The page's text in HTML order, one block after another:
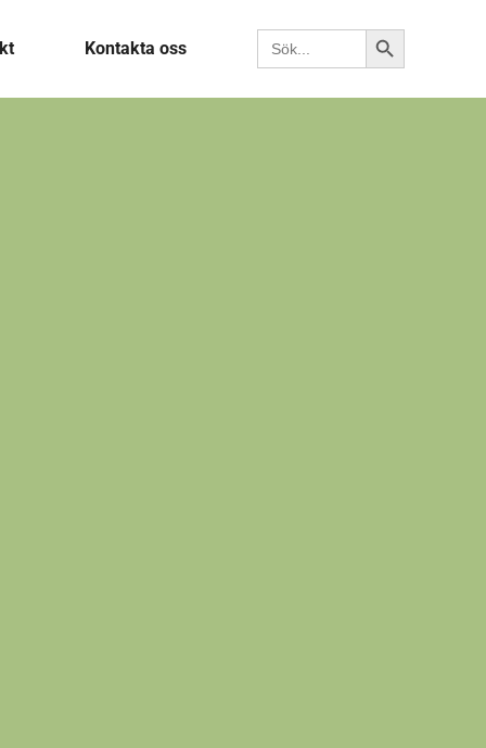
Kontakta oss Sök efter: Sökknapp